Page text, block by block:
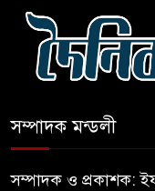
৬
৮
সম্পাদক মন্ডলী
সম্পাদক ও প্রকাশক: